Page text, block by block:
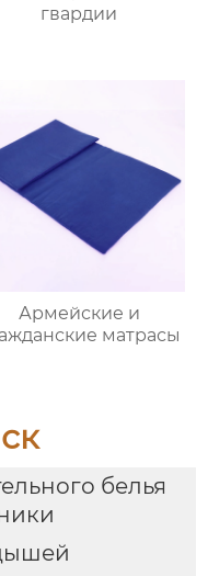
гвардии
Армейские и
матрасы
белья